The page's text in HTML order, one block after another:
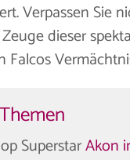
Verpassen Sie
dieser
Falcos
SuperstarAkon